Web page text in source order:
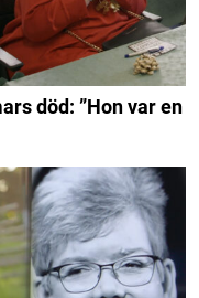
död: ”Hon var en